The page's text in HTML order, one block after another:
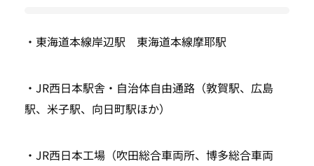
・東海道本線岸辺駅 東海道本線摩耶駅
・JR西日本駅舎・自治体自由通路（敦賀駅、広島
駅、米子駅、向日町駅ほか）
・JR西日本工場（吹田総合車両所、博多総合車両